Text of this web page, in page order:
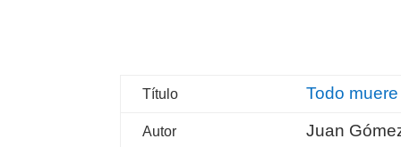
Título Todo muere
Autor Juan